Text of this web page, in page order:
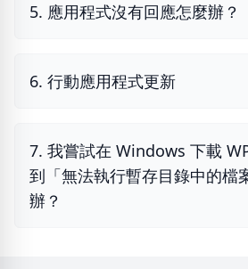
5. 應用程式沒有回應怎麼辦？
6. 行動應用程式更新
7. 我嘗試在 Windows 下載
到「無法執行暫存目錄中的檔
辦？